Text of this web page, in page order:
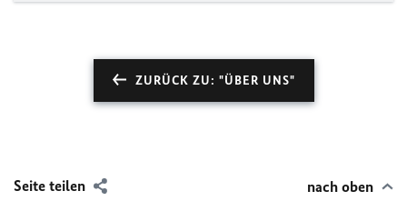
ZURÜCK ZU: "ÜBER UNS"
Seite teilen nach oben